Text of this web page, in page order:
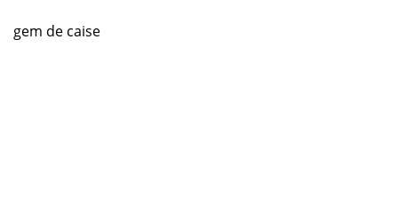
gem de caise